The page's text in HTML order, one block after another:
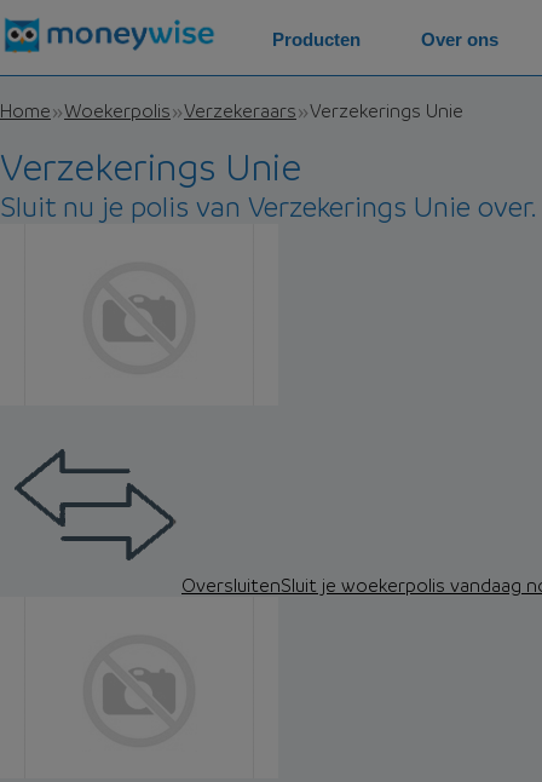
Home Woekerpolis Verzekeraars Verzekerings Unie
Verzekerings Unie
Sluit nu je polis van Verzekerings Unie over.
OversluitenSluit je woekerpolis vandaag
Producten Over ons